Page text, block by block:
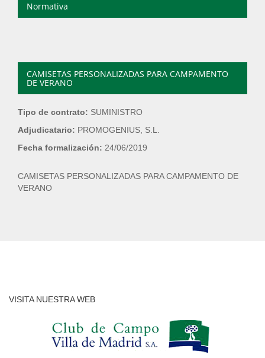
Normativa
CAMISETAS PERSONALIZADAS PARA CAMPAMENTO
DE VERANO
Tipo de contrato: SUMINISTRO
Adjudicatario: PROMOGENIUS, S.L.
Fecha formalización: 24/06/2019
CAMISETAS PERSONALIZADAS PARA CAMPAMENTO DE
VERANO
VISITA NUESTRA WEB